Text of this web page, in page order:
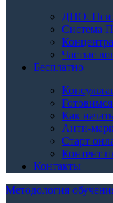
ДПО.
Система
Частые
Бесплатно
Как
Анти-
Старт
Контент
Контакты
Методология